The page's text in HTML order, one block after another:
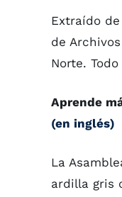
Extraído de
de
Norte.
Aprende
(en inglés)
La
ardilla gris